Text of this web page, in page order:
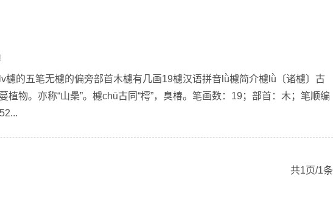
櫖的五笔无櫖的偏旁部首木櫖有几画19櫖汉语拼音lǜ櫖简介櫖lǜ〔诸櫖〕古
植物。亦称“山櫐”。櫖chū古同“樗”，臭椿。笔画数：19；部首：木；笔顺编
共1页/1条